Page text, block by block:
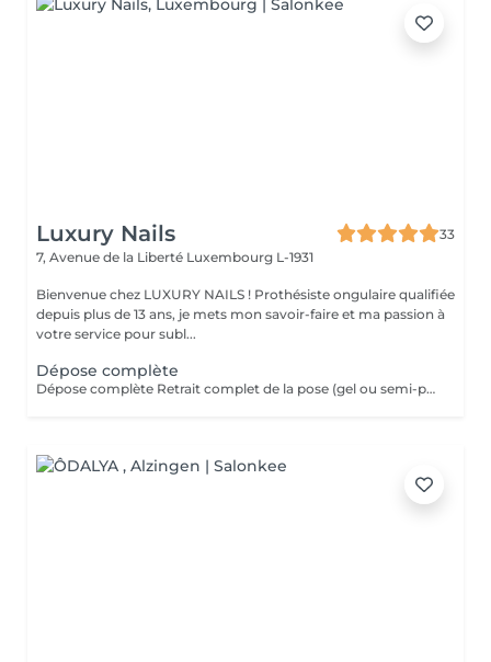
Luxury Nails
33
7, Avenue de la Liberté Luxembourg L-1931
Bienvenue chez LUXURY NAILS ! Prothésiste ongulaire qualifiée
depuis plus de 13 ans, je mets mon savoir-faire et ma passion à
votre service pour subl...
Dépose complète
Dépose complète Retrait complet de la pose (gel ou semi-permanent) afin de retrouver vos ongles naturels, sans repose de produit. Cette prestation n'est pas réservable en ligne. Elle est réservée uniquement aux poses réalisées par mes soins. Je n'effectue pas de dépose sur des poses réalisées par une autre prothésiste ongulaire.